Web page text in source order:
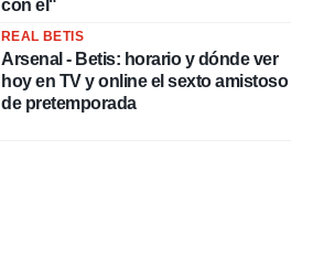
con él"
REAL BETIS
Arsenal - Betis: horario y dónde ver
hoy en TV y online el sexto amistoso
de pretemporada